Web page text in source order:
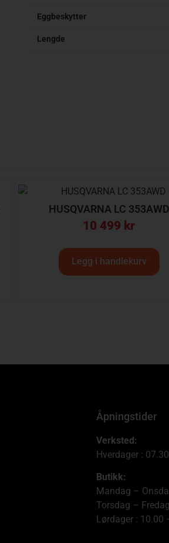
Eggbeskytter
Lengde
HUSQVARNA LC 353AWD
10 499 kr
Legg i handlekurv
Åpningstider
Verksted:
Hverdager :
Butikk:
Mandag –
Torsdag –
Lørdager : 10.00